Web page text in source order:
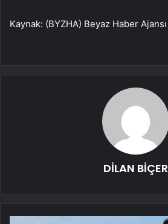
Kaynak: (BYZHA) Beyaz Haber Ajansı
DİLAN BİÇER